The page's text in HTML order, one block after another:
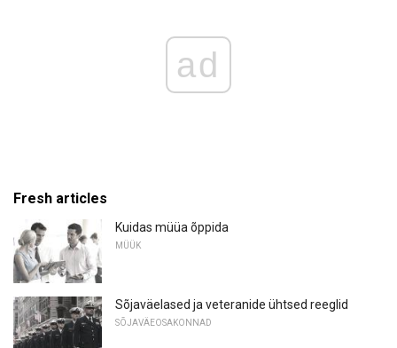
ad
Fresh articles
Kuidas müüa õppida
MÜÜK
Sõjaväelased ja veteranide ühtsed reeglid
SÕJAVÄEOSAKONNAD